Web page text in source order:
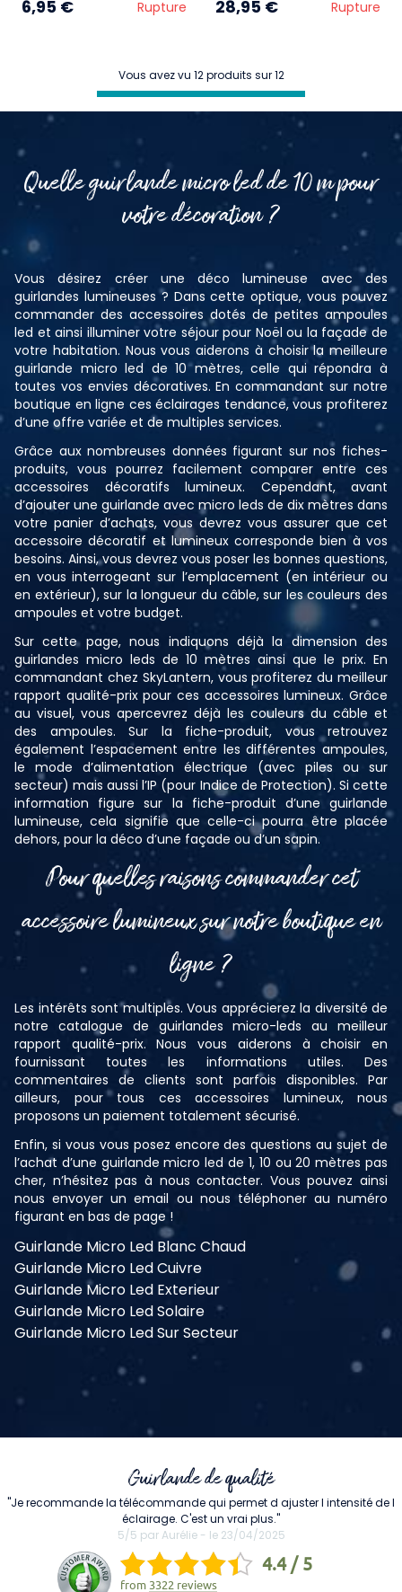
6,95 € Rupture 28,95 € Rupture
Vous avez vu 12 produits sur 12
Quelle guirlande micro led de 10 m pour
votre décoration ?
Vous désirez créer une déco lumineuse avec des
guirlandes lumineuses ? Dans cette optique, vous pouvez
commander des accessoires dotés de petites ampoules
led et ainsi illuminer votre séjour pour Noël ou la façade de
votre habitation. Nous vous aiderons à choisir la meilleure
guirlande micro led de 10 mètres, celle qui répondra à
toutes vos envies décoratives. En commandant sur notre
boutique en ligne ces éclairages tendance, vous profiterez
d’une offre variée et de multiples services.
Grâce aux nombreuses données figurant sur nos fiches-
produits, vous pourrez facilement comparer entre ces
accessoires décoratifs lumineux. Cependant, avant
d’ajouter une guirlande avec micro leds de dix mètres dans
votre panier d’achats, vous devrez vous assurer que cet
accessoire décoratif et lumineux corresponde bien à vos
besoins. Ainsi, vous devrez vous poser les bonnes questions,
en vous interrogeant sur l’emplacement (en intérieur ou
en extérieur), sur la longueur du câble, sur les couleurs des
ampoules et votre budget.
Sur cette page, nous indiquons déjà la dimension des
guirlandes micro leds de 10 mètres ainsi que le prix. En
commandant chez SkyLantern, vous profiterez du meilleur
rapport qualité-prix pour ces accessoires lumineux. Grâce
au visuel, vous apercevrez déjà les couleurs du câble et
des ampoules. Sur la fiche-produit, vous retrouvez
également l’espacement entre les différentes ampoules,
le mode d’alimentation électrique (avec piles ou sur
secteur) mais aussi l’IP (pour Indice de Protection). Si cette
information figure sur la fiche-produit d’une guirlande
lumineuse, cela signifie que celle-ci pourra être placée
dehors, pour la déco d’une façade ou d’un sapin.
Pour quelles raisons commander cet
accessoire lumineux sur notre boutique en
ligne ?
Les intérêts sont multiples. Vous apprécierez la diversité de
notre catalogue de guirlandes micro-leds au meilleur
rapport qualité-prix. Nous vous aiderons à choisir en
fournissant toutes les informations utiles. Des
commentaires de clients sont parfois disponibles. Par
ailleurs, pour tous ces accessoires lumineux, nous
proposons un paiement totalement sécurisé.
Enfin, si vous vous posez encore des questions au sujet de
l’achat d’une guirlande micro led de 1, 10 ou 20 mètres pas
cher, n’hésitez pas à nous contacter. Vous pouvez ainsi
nous envoyer un email ou nous téléphoner au numéro
figurant en bas de page !
Guirlande Micro Led Blanc Chaud
Guirlande Micro Led Cuivre
Guirlande Micro Led Exterieur
Guirlande Micro Led Solaire
Guirlande Micro Led Sur Secteur
Guirlande de qualité
"Je recommande la télécommande qui permet d ajuster l intensité de l
éclairage. C'est un vrai plus."
5/5 par Aurélie - le 23/04/2025
4.4 / 5
from 3322 reviews